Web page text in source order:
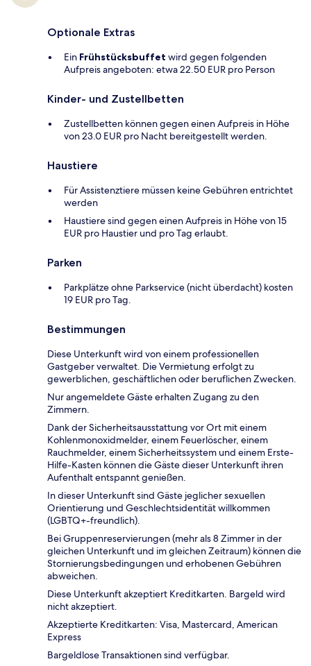
Optionale Extras
Ein Frühstücksbuffet wird gegen folgenden
Aufpreis angeboten: etwa 22.50 EUR pro Person
Kinder- und Zustellbetten
Zustellbetten können gegen einen Aufpreis in Höhe
von 23.0 EUR pro Nacht bereitgestellt werden.
Haustiere
Für Assistenztiere müssen keine Gebühren entrichtet
werden
Haustiere sind gegen einen Aufpreis in Höhe von 15
EUR pro Haustier und pro Tag erlaubt.
Parken
Parkplätze ohne Parkservice (nicht überdacht) kosten
19 EUR pro Tag.
Bestimmungen
Diese Unterkunft wird von einem professionellen
Gastgeber verwaltet. Die Vermietung erfolgt zu
gewerblichen, geschäftlichen oder beruflichen Zwecken.
Nur angemeldete Gäste erhalten Zugang zu den
Zimmern.
Dank der Sicherheitsausstattung vor Ort mit einem
Kohlenmonoxidmelder, einem Feuerlöscher, einem
Rauchmelder, einem Sicherheitssystem und einem Erste-
Hilfe-Kasten können die Gäste dieser Unterkunft ihren
Aufenthalt entspannt genießen.
In dieser Unterkunft sind Gäste jeglicher sexuellen
Orientierung und Geschlechtsidentität willkommen
(LGBTQ+-freundlich).
Bei Gruppenreservierungen (mehr als 8 Zimmer in der
gleichen Unterkunft und im gleichen Zeitraum) können die
Stornierungsbedingungen und erhobenen Gebühren
abweichen.
Diese Unterkunft akzeptiert Kreditkarten. Bargeld wird
nicht akzeptiert.
Akzeptierte Kreditkarten: Visa, Mastercard, American
Express
Bargeldlose Transaktionen sind verfügbar.